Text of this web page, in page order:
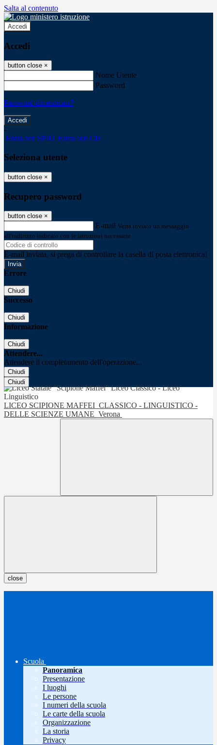
Salta al contenuto
Accedi
Accedi
button close ×
Nome Utente
Password
Password dimenticata?
-
Entra con SPID Entra con CIE
Seleziona utente
button close ×
Recupero password
button close ×
E-mail Verrà inviato un messaggio
all'indirizzo indicato con le istruzioni necessarie.
E-mail inviata, si prega di controllare la casella di posta elettronica!
Errore
Chiudi
Successo
Chiudi
Informazione
Chiudi
Attendere...
Attendere il completamento dell'operazione...
Chiudi
Chiudi
LICEO SCIPIONE MAFFEI CLASSICO - LINGUISTICO -
DELLE SCIENZE UMANE Verona
close
Scuola
Panoramica
Presentazione
I luoghi
Le persone
I numeri della scuola
Le carte della scuola
Organizzazione
La storia
Privacy